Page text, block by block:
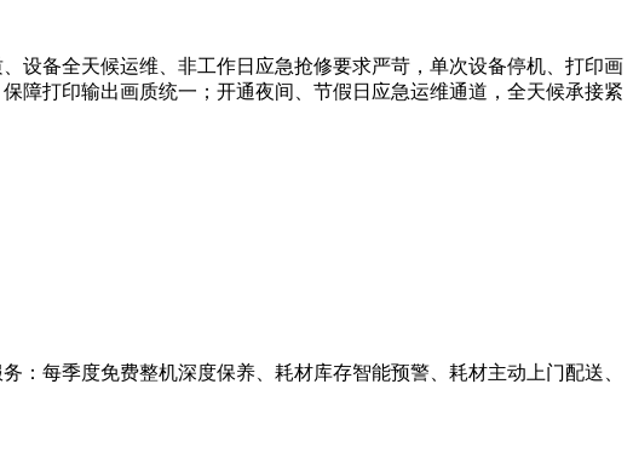
设备全天候运维、非工作日应急抢修要求严苛，单次设备停机、打印画
障打印输出画质统一；开通夜间、节假日应急运维通道，全天候承接紧
每季度免费整机深度保养、耗材库存智能预警、耗材主动上门配送、